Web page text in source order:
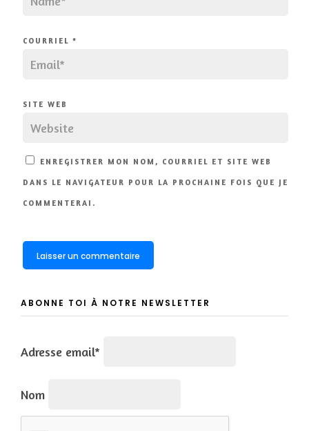
COURRIEL *
SITE WEB
ENREGISTRER MON NOM, COURRIEL ET SITE WEB
DANS LE NAVIGATEUR POUR LA PROCHAINE FOIS QUE JE
COMMENTERAI.
ABONNE TOI À NOTRE NEWSLETTER
Adresse email*
Nom